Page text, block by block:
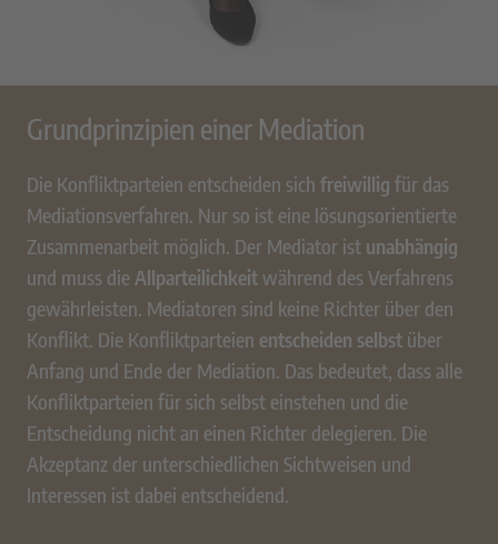
Grundprinzipien einer Mediation
Die Konfliktparteien entscheiden sich freiwillig für das
Mediationsverfahren. Nur so ist eine lösungsorientierte
Zusammenarbeit möglich. Der Mediator ist unabhängig
und muss dieAllparteilichkeitwährend des Verfahrens
gewährleisten. Mediatoren sind keine Richter über den
Konflikt. Die Konfliktparteien entscheiden selbstüber
Anfang und Ende der Mediation. Das bedeutet, dass alle
Konfliktparteien für sich selbst einstehen und die
Entscheidung nicht an einen Richter delegieren. Die
Akzeptanz der unterschiedlichen Sichtweisen und
Interessen ist dabei entscheidend.